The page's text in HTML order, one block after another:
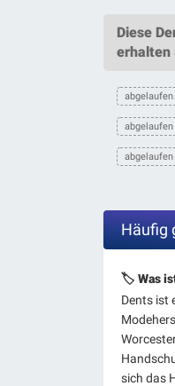
Diese
erhalten
Häufig
🏷️ Was
Dents ist
sich das